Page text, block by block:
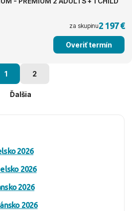
za skupinu2 197 €
Overiť termín
1 2
Ďalšia
2026
2026
2026
2026